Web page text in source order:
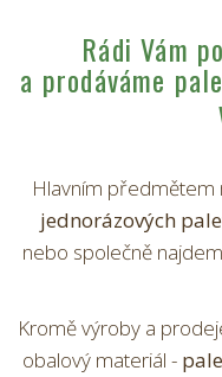
Rádi Vám
a prodáváme
Hlavním předmětem
jednorázových
nebo společně
Kromě výroby a
obalový materiál -